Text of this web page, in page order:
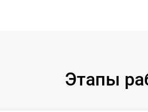
Этапы